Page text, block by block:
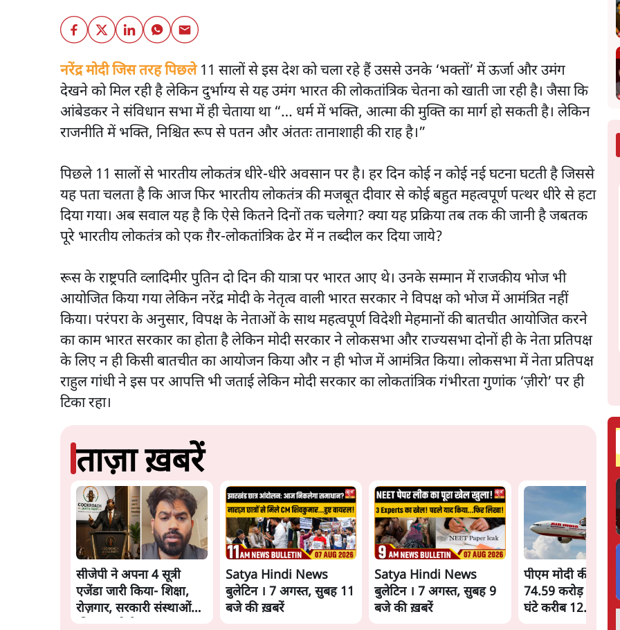
नरेंद्र मोदी जिस तरह पिछले11 सालों से इस देश को चला रहे हैं उससे उनके ‘भक्तों’ में ऊर्जा और उमंग
देखने को मिल रही है लेकिन दुर्भाग्य से यह उमंग भारत की लोकतांत्रिक चेतना को खाती जा रही है। जैसा कि
आंबेडकर ने संविधान सभा में ही चेताया था “… धर्म में भक्ति, आत्मा की मुक्ति का मार्ग हो सकती है। लेकिन
राजनीति में भक्ति, निश्चित रूप से पतन और अंततः तानाशाही की राह है।”
पिछले 11 सालों से भारतीय लोकतंत्र धीरे-धीरे अवसान पर है। हर दिन कोई न कोई नई घटना घटती है जिससे
यह पता चलता है कि आज फिर भारतीय लोकतंत्र की मजबूत दीवार से कोई बहुत महत्वपूर्ण पत्थर धीरे से हटा
दिया गया। अब सवाल यह है कि ऐसे कितने दिनों तक चलेगा? क्या यह प्रक्रिया तब तक की जानी है जबतक
पूरे भारतीय लोकतंत्र को एक ग़ैर-लोकतांत्रिक ढेर में न तब्दील कर दिया जाये?
रूस के राष्ट्रपति व्लादिमीर पुतिन दो दिन की यात्रा पर भारत आए थे। उनके सम्मान में राजकीय भोज भी
आयोजित किया गया लेकिन नरेंद्र मोदी के नेतृत्व वाली भारत सरकार ने विपक्ष को भोज में आमंत्रित नहीं
किया। परंपरा के अनुसार, विपक्ष के नेताओं के साथ महत्वपूर्ण विदेशी मेहमानों की बातचीत आयोजित करने
का काम भारत सरकार का होता है लेकिन मोदी सरकार ने लोकसभा और राज्यसभा दोनों ही के नेता प्रतिपक्ष
के लिए न ही किसी बातचीत का आयोजन किया और न ही भोज में आमंत्रित किया। लोकसभा में नेता प्रतिपक्ष
राहुल गांधी ने इस पर आपत्ति भी जताई लेकिन मोदी सरकार का लोकतांत्रिक गंभीरता गुणांक ‘ज़ीरो’ पर ही
टिका रहा।
ताज़ा ख़बरें
सीजेपी ने अपना 4 सूत्री
एजेंडा जारी किया- शिक्षा,
रोज़गार, सरकारी संस्थाओं
Satya Hindi News
बुलेटिन । 7 अगस्त, सुबह 11
बजे की ख़बरें
Satya Hindi News
बुलेटिन । 7 अगस्त, सुबह 9
बजे की ख़बरें
पीएम मोदी की विदेश
74.59 करोड़ रुपये
घंटे करीब 12.4 लाख